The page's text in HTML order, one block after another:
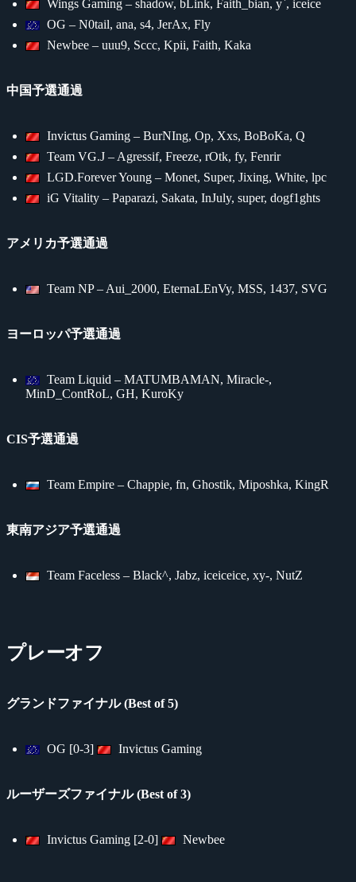
Wings Gaming – shadow, bLink, Faith_bian, y`, iceice
OG – N0tail, ana, s4, JerAx, Fly
Newbee – uuu9, Sccc, Kpii, Faith, Kaka
中国予選通過
Invictus Gaming – BurNIng, Op, Xxs, BoBoKa, Q
Team VG.J – Agressif, Freeze, rOtk, fy, Fenrir
LGD.Forever Young – Monet, Super, Jixing, White, lpc
iG Vitality – Paparazi, Sakata, InJuly, super, dogf1ghts
アメリカ予選通過
Team NP – Aui_2000, EternaLEnVy, MSS, 1437, SVG
ヨーロッパ予選通過
Team Liquid – MATUMBAMAN, Miracle-,
MinD_ContRoL, GH, KuroKy
CIS予選通過
Team Empire – Chappie, fn, Ghostik, Miposhka, KingR
東南アジア予選通過
Team Faceless – Black^, Jabz, iceiceice, xy-, NutZ
プレーオフ
グランドファイナル (Best of 5)
OG [0-3] Invictus Gaming
ルーザーズファイナル (Best of 3)
Invictus Gaming [2-0] Newbee